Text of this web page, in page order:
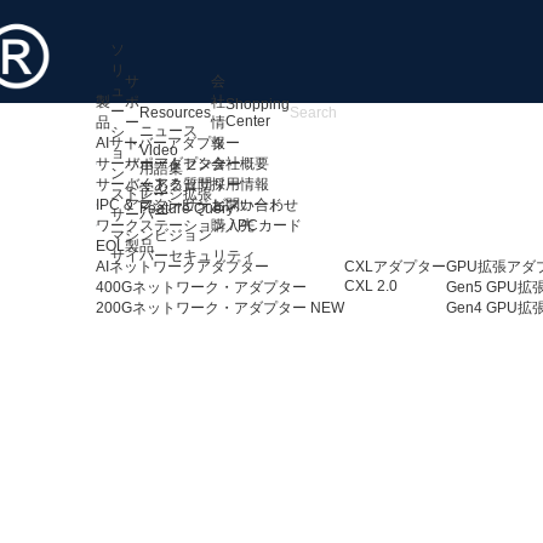
製
品
AIサーバーアダプター
サーバーアダプター
サーバーアクセサリー
IPC & マシンビジョンカード
ワークステーション / PCカード
EOL製品
AIネットワークアダプター
400Gネットワーク・アダプター
200Gネットワーク・アダプター NEW
CXLアダプター
CXL 2.0
GPU拡張アダ
Gen5 GPU拡
Gen4 GPU拡
ソ
リ
ュ
ー
シ
ョ
ン
ストレージ拡張
サーバー
マシンビジョン
サイバーセキュリティ
サ
ポ
ー
ト
サポートセンター
よくある質問
アフターサービス
Resources
ニュース
Video
用語集
学ぶ
Feature Query
会
社
情
報
会社概要
採用情報
お問い合わせ
購入先
Shopping
Center